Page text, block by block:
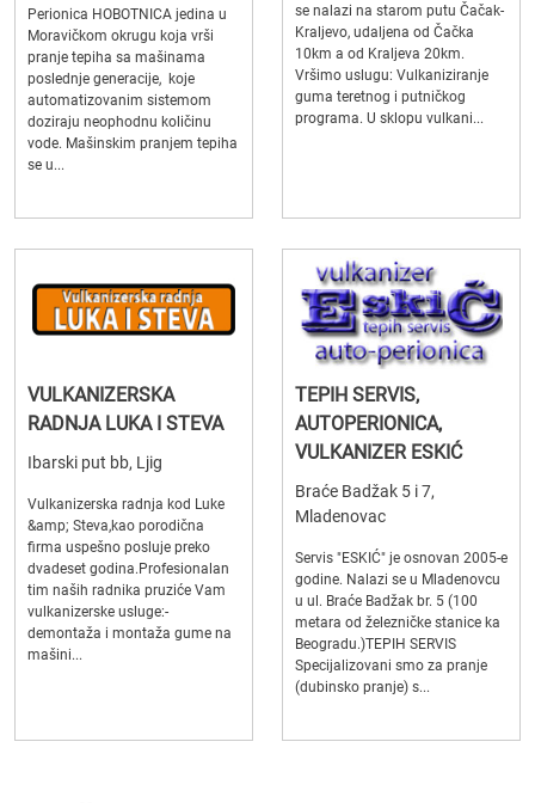
Perionica HOBOTNICA jedina u
Moravičkom okrugu koja vrši
pranje tepiha sa mašinama
poslednje generacije, koje
automatizovanim sistemom
doziraju neophodnu količinu
vode. Mašinskim pranjem tepiha
se u...
se nalazi na starom putu Čačak-
Kraljevo, udaljena od Čačka
10km a od Kraljeva 20km.
Vršimo uslugu: Vulkaniziranje
guma teretnog i putničkog
programa. U sklopu vulkani...
VULKANIZERSKA
RADNJA LUKA I STEVA
Ibarski put bb, Ljig
Vulkanizerska radnja kod Luke
&amp; Steva,kao porodična
firma uspešno posluje preko
dvadeset godina.Profesionalan
tim naših radnika pruziće Vam
vulkanizerske usluge:-
demontaža i montaža gume na
mašini...
TEPIH SERVIS,
AUTOPERIONICA,
VULKANIZER ESKIĆ
Braće Badžak 5 i 7,
Mladenovac
Servis "ESKIĆ" je osnovan 2005-e
godine. Nalazi se u Mladenovcu
u ul. Braće Badžak br. 5 (100
metara od železničke stanice ka
Beogradu.)TEPIH SERVIS
Specijalizovani smo za pranje
(dubinsko pranje) s...